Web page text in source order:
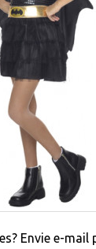
Envie e-mail